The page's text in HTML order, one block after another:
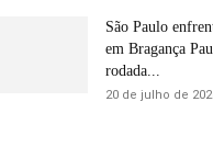
São Paulo
em Bragança
rodada...
20 de julho de